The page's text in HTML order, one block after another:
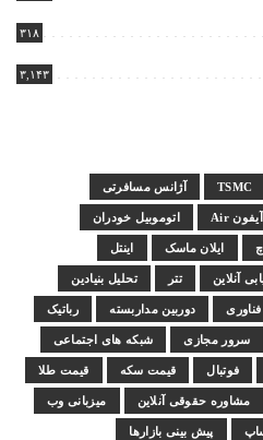
۳۱۸
۳,۱۴۳
TSMC آژانس مسافرتی
آیفون Air اتوموبیل خودران
ایلان ماسک اینتل
آنلاین تتر تحلیل بنیادین
دوربین مداربسته رباتیک
سرور مجازی شبکه های اجتماعی
فوتبال قیمت سکه قیمت طلا
مشاوره حقوقی آنلاین میزبانی وب
پیش بینی بازارها